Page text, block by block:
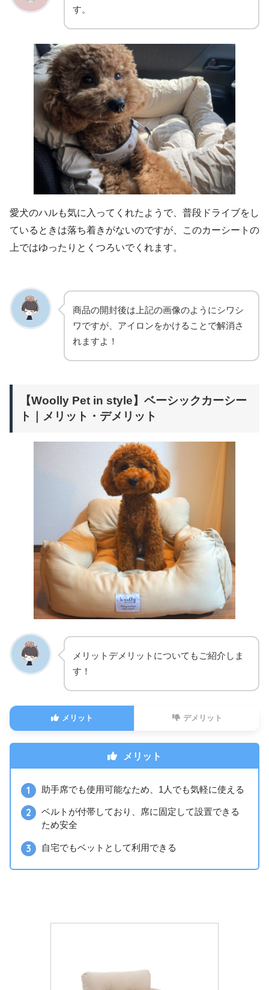
す。
愛犬のハルも気に入ってくれたようで、普段ドライブをし
ているときは落ち着きがないのですが、このカーシートの
上ではゆったりとくつろいでくれます。
商品の開封後は上記の画像のようにシワシ
ワですが、アイロンをかけることで解消さ
れますよ！
【Woolly Pet in style】ベーシックカーシー
ト｜メリット・デメリット
メリットデメリットについてもご紹介しま
す！
メリット デメリット
メリット
助手席でも使用可能なため、1人でも気軽に使える
ベルトが付帯しており、席に固定して設置できる
ため安全
自宅でもベットとして利用できる